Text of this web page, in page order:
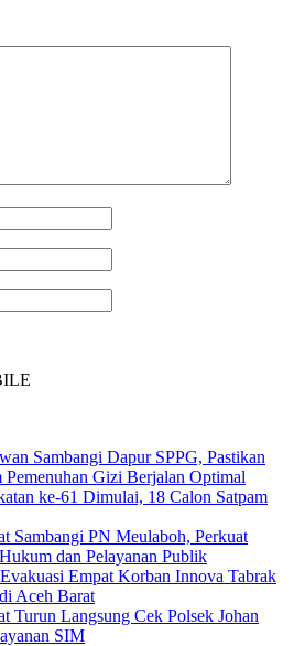
Sambangi Dapur SPPG, Pastikan
Gizi Berjalan Optimal
ke-61 Dimulai, 18 Calon Satpam
Sambangi PN Meulaboh, Perkuat
dan Pelayanan Publik
Empat Korban Innova Tabrak
Aceh Barat
Turun Langsung Cek Polsek Johan
SIM